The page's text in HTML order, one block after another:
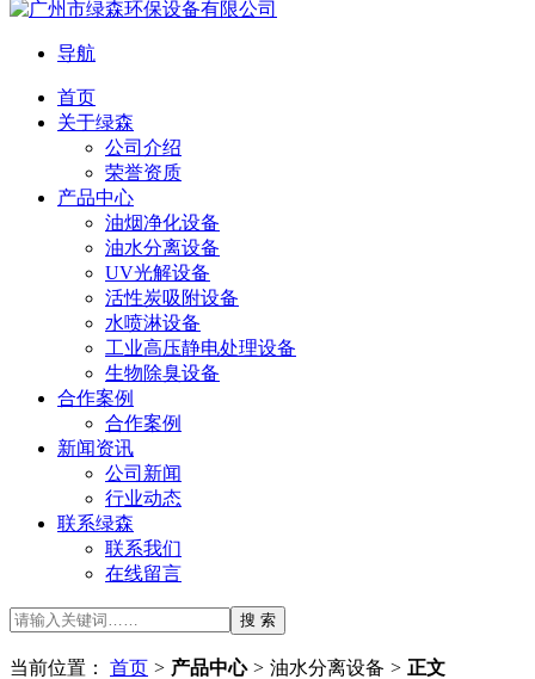
导航
首页
关于绿森
公司介绍
荣誉资质
产品中心
油烟净化设备
油水分离设备
UV光解设备
活性炭吸附设备
水喷淋设备
工业高压静电处理设备
生物除臭设备
合作案例
合作案例
新闻资讯
公司新闻
行业动态
联系绿森
联系我们
在线留言
当前位置： 首页 > 产品中心 > 油水分离设备 > 正文